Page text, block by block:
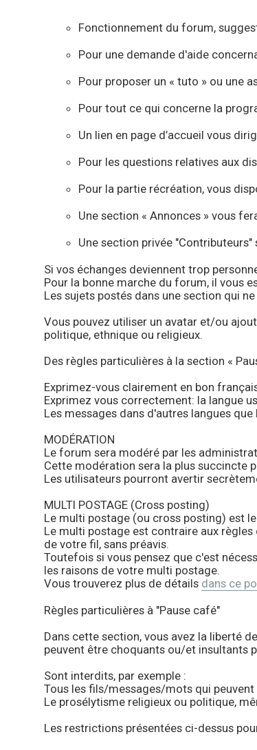
Fonctionnement du forum,
Pour une demande d'aide
Pour proposer un « tuto » ou une
Pour tout ce qui concerne la
Un lien en page d’accueil vous
Pour les questions relatives aux
Pour la partie récréation, vous
Une section « Annonces » vous
Une section privée
Si vos échanges deviennent trop
Pour la bonne marche du forum, il vous
Les sujets postés dans une section qui
Vous pouvez utiliser un avatar et/ou
politique, ethnique ou religieux.
Des règles particulières à la section «
Exprimez-vous clairement en bon
Exprimez vous correctement: la langue
Les messages dans d'autres langues
MODÉRATION
Le forum sera modéré par les
Cette modération sera la plus succincte
Les utilisateurs pourront avertir
MULTI POSTAGE (Cross posting)
Le multi postage (ou cross posting) est
Le multi postage est contraire aux
de votre fil, sans préavis.
Toutefois si vous pensez que c'est
les raisons de votre multi postage.
Vous trouverez plus de détails dans ce
Règles particulières à "Pause café"
Dans cette section, vous avez la liberté
peuvent être choquants ou/et insultants
Sont interdits, par exemple :
Tous les fils/messages/mots qui
Le prosélytisme religieux ou politique,
Les restrictions présentées ci-dessus